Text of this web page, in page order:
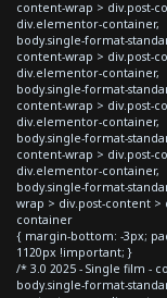
content-wrap > div.post-
div.elementor-container,
body.single-format-
content-wrap > div.post-
div.elementor-container,
body.single-format-
content-wrap > div.post-
div.elementor-container,
body.single-format-
content-wrap > div.post-
div.elementor-container,
body.single-format-
wrap > div.post-content
container
{ margin-bottom: -3px;
1120px !important; }
/* 3.0 2025 - Single film -
body.single-format-